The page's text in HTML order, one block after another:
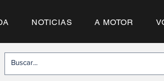
NOTICIAS A MOTOR